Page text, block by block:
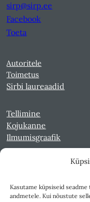
Kasutame küpsiseid seadme
andmetele. Kui nõustute
sirp@sirp.ee
Facebook
Toeta
Autoritele
Toimetus
Sirbi laureaadid
Tellimine
Kojukanne
Ilmumisgraafik
Kultuurileht 1994-1997